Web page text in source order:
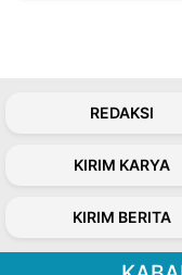
REDAKSI
KIRIM KARYA
KIRIM BERITA